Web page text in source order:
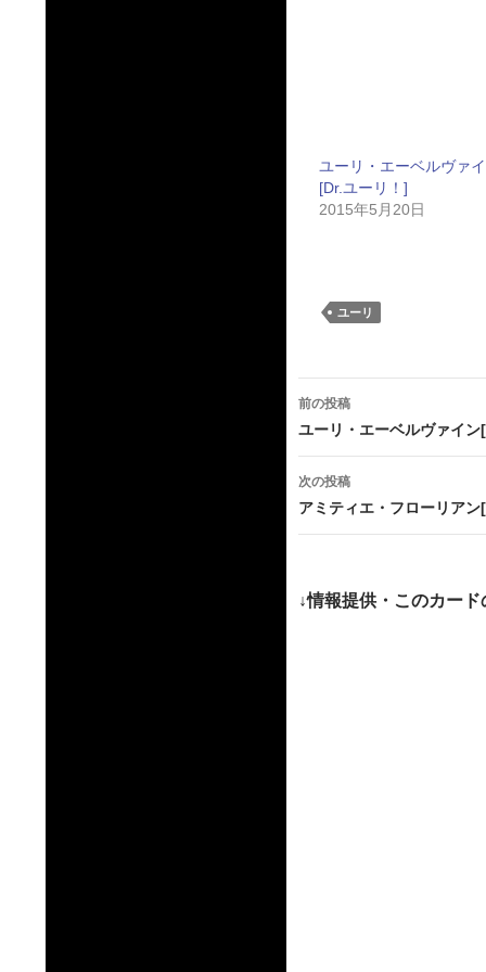
ユーリ・エーベルヴァ
[Dr.ユーリ！]
2015年5月20日
ユーリ
投
稿
ナ
ビ
ー
前の投稿
ユーリ・エーベルヴァイ
次の投稿
アミティエ・フローリア
↓情報提供・このカー